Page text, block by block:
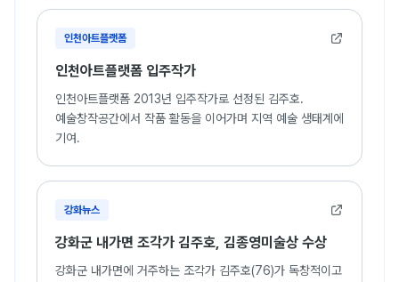
인천아트플랫폼
인천아트플랫폼 입주작가
인천아트플랫폼 2013년 입주작가로 선정된 김주호.
예술창작공간에서 작품 활동을 이어가며 지역 예술 생태계에
기여.
강화뉴스
강화군 내가면 조각가 김주호, 김종영미술상 수상
강화군 내가면에 거주하는 조각가 김주호(76)가 독창적이고